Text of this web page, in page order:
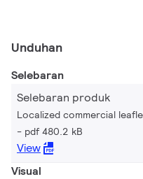
Unduhan
Selebaran
Selebaran produk
Localized commercial
pdf 480.2 kB
View
Visual